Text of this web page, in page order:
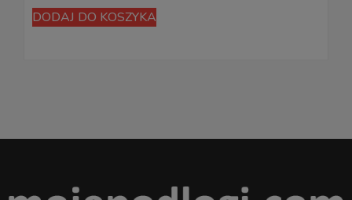
DODAJ DO KOSZYKA